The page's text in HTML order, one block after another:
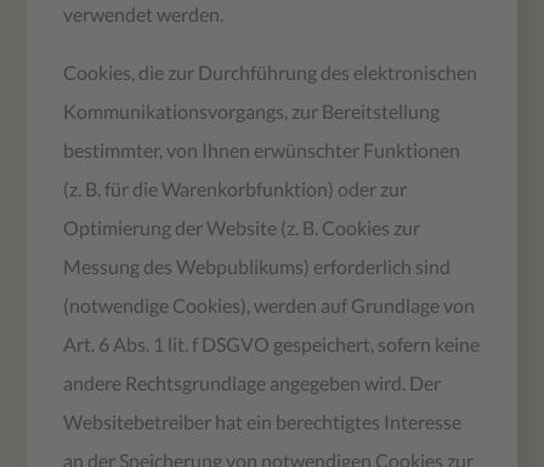
verwendet werden.
Cookies, die zur Durchführung des elektronischen
Kommunikationsvorgangs, zur Bereitstellung
bestimmter, von Ihnen erwünschter Funktionen
(z. B. für die Warenkorbfunktion) oder zur
Optimierung der Website (z. B. Cookies zur
Messung des Webpublikums) erforderlich sind
(notwendige Cookies), werden auf Grundlage von
Art. 6 Abs. 1 lit. f DSGVO gespeichert, sofern keine
andere Rechtsgrundlage angegeben wird. Der
Websitebetreiber hat ein berechtigtes Interesse
an der Speicherung von notwendigen Cookies zur